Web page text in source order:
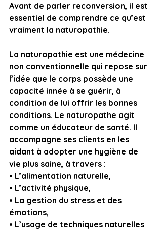
Avant de parler reconversion, il est
essentiel de comprendre ce qu’est
vraiment la naturopathie.
La naturopathie est une médecine
non conventionnelle qui repose sur
l’idée que le corps possède une
capacité innée à se guérir, à
condition de lui offrir les bonnes
conditions. Le naturopathe agit
comme un éducateur de santé. Il
accompagne ses clients en les
aidant à adopter une hygiène de
vie plus saine, à travers :
• L’alimentation naturelle,
• L’activité physique,
• La gestion du stress et des
émotions,
• L’usage de techniques naturelles